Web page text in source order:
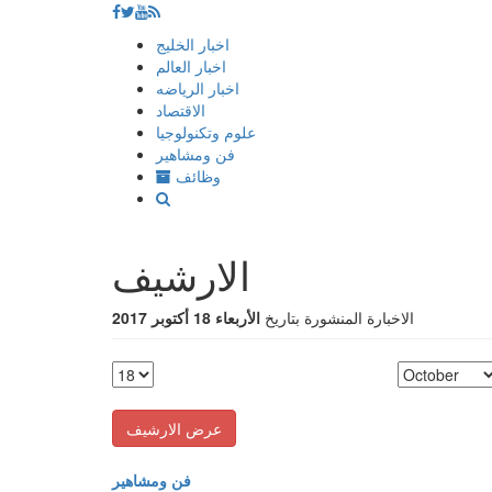
إذهب
المحتوى
اخبار الخليج
اخبار العالم
اخبار الرياضه
الاقتصاد
علوم وتكنولوجيا
فن ومشاهير
وظائف
الارشيف
الاخبارة المنشورة بتاريخ الأربعاء 18 أكتوبر 2017
فن ومشاهير